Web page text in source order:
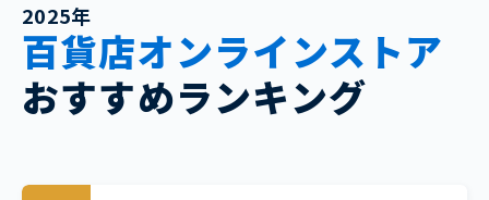
2025年
百貨店オンラインストア
おすすめランキング